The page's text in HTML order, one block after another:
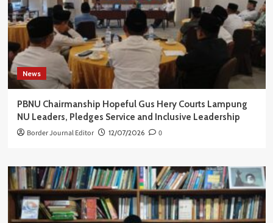
News
PBNU Chairmanship Hopeful Gus Hery Courts Lampung
NU Leaders, Pledges Service and Inclusive Leadership
Border Journal Editor 12/07/2026 0